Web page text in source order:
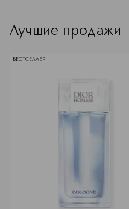
Лучшие продажи
БЕСТСЕЛЛЕР